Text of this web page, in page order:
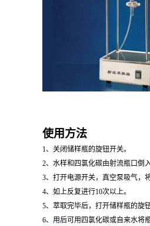
使用方法
1、 关闭储样瓶的旋钮开关。
2、 水样和四氯化碳由射流瓶口倒
3、 打开电源开关，真空泵吸气，
4、 如上反复进行10次以上。
5、 萃取完毕后，打开储样瓶的旋
6、 用后可用四氯化碳或自来水将